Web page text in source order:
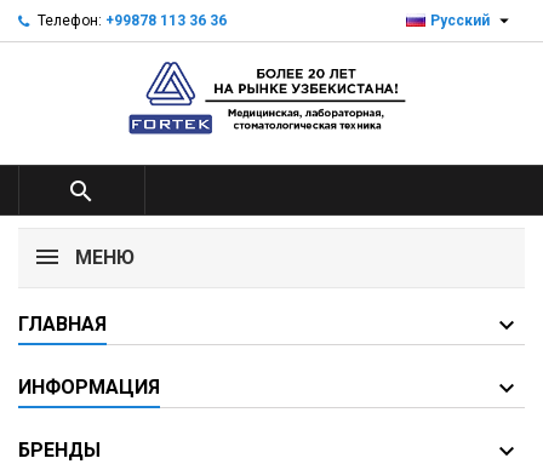
Телефон: +99878 113 36 36 Русский 

МЕНЮ
ГЛАВНАЯ
ИНФОРМАЦИЯ
БРЕНДЫ